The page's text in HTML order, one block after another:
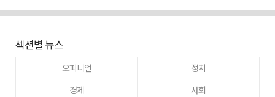
섹션별 뉴스
오피니언
정치
경제
사회